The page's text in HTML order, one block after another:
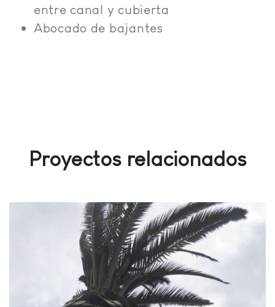
entre canal y cubierta
Abocado de bajantes
Proyectos relacionados